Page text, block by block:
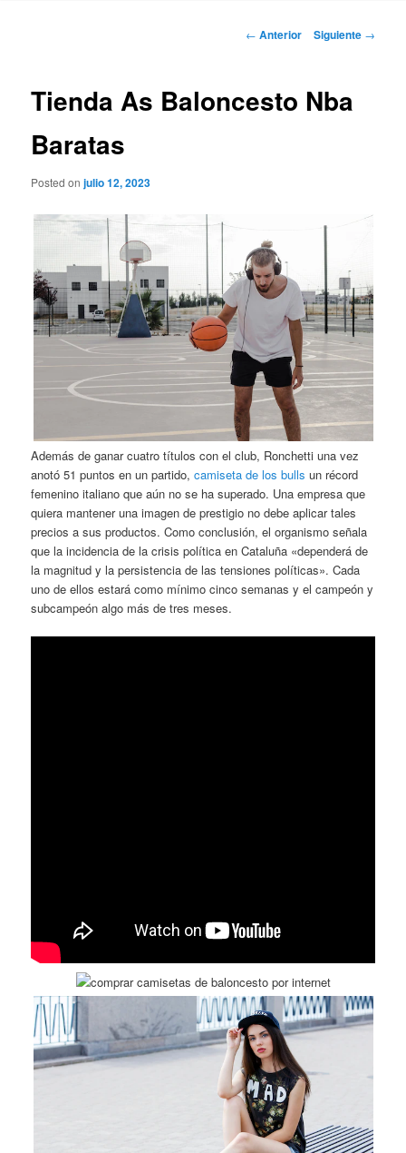
Navegación
← Anterior Siguiente →
Tienda As Baloncesto Nba
Baratas
Posted onjulio 12, 2023
Además de ganar cuatro títulos con el club, Ronchetti una vez
anotó 51 puntos en un partido,camiseta de los bulls un récord
femenino italiano que aún no se ha superado. Una empresa que
quiera mantener una imagen de prestigio no debe aplicar tales
precios a sus productos. Como conclusión, el organismo señala
que la incidencia de la crisis política en Cataluña «dependerá de
la magnitud y la persistencia de las tensiones políticas». Cada
uno de ellos estará como mínimo cinco semanas y el campeón y
subcampeón algo más de tres meses.